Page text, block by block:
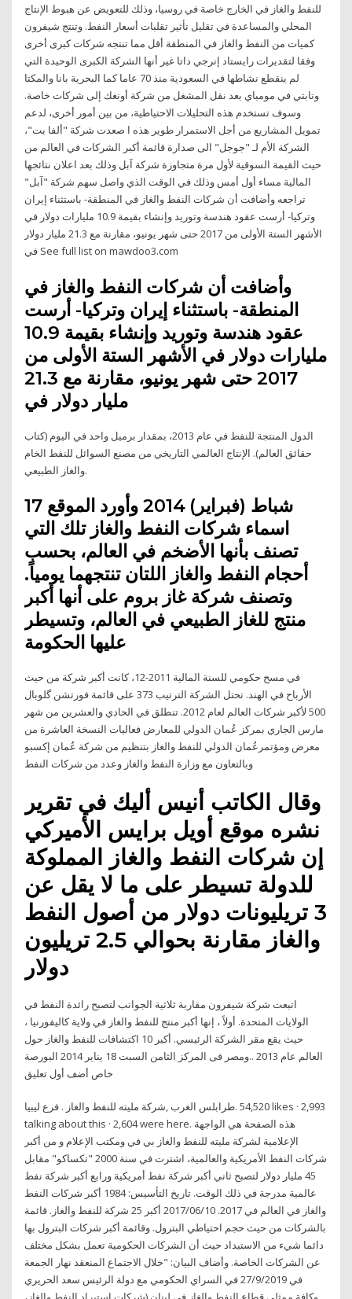
للنفط والغاز في الخارج خاصة في روسيا، وذلك للتعويض عن هبوط الإنتاج
المحلي والمساعدة في تقليل تأثير تقلبات أسعار النفط. وتنتج شيفرون
كميات من النفط والغاز في المنطقة أقل مما تنتجه شركات كبرى أخرى
وفقا لتقديرات رايستاد إنرجي داتا غير أنها الشركة الكبرى الوحيدة التي
لم ينقطع نشاطها في السعودية منذ 70 عاما كما البحرية بانا والمكتا
وتابتي في مومباي بعد نقل المشغل من شركة أونغك إلى شركات خاصة.
وسوف تستخدم هذه التحليلات الاحتياطية، من بين أمور أخرى، لدعم
تمويل المشاريع من أجل الاستمرار طوير هذه ا صعدت شركة "ألفا بت"،
الشركة الأم لـ "جوجل" الى صدارة قائمة أكبر الشركات في العالم من
حيث القيمة السوقية لأول مرة متجاوزة شركة آبل وذلك بعد اعلان نتائجها
المالية مساء أول أمس وذلك في الوقت الذي واصل سهم شركة "آبل"
تراجعه وأضافت أن شركات النفط والغاز في المنطقة- باستثناء إيران
وتركيا- أرست عقود هندسة وتوريد وإنشاء بقيمة 10.9 مليارات دولار في
الأشهر الستة الأولى من 2017 حتى شهر يونيو، مقارنة مع 21.3 مليار دولار
في See full list on mawdoo3.com
وأضافت أن شركات النفط والغاز في
المنطقة- باستثناء إيران وتركيا- أرست
عقود هندسة وتوريد وإنشاء بقيمة 10.9
مليارات دولار في الأشهر الستة الأولى من
2017 حتى شهر يونيو، مقارنة مع 21.3
مليار دولار في
الدول المنتجة للنفط في عام 2013، بمقدار برميل واحد في اليوم (كتاب
حقائق العالم). الإنتاج العالمي التاريخي من مصنع السوائل للنفط الخام
والغاز الطبيعي.
17 شباط (فبراير) 2014 وأورد الموقع
اسماء شركات النفط والغاز تلك التي
تصنف بأنها الأضخم في العالم، بحسب
أحجام النفط والغاز اللتان تنتجهما يومياً.
وتصنف شركة غاز بروم على أنها أكبر
منتج للغاز الطبيعي في العالم، وتسيطر
عليها الحكومة
في مسح حكومي للسنة المالية 2011-12، كانت أكبر شركة من حيث
الأرباح في الهند. تحتل الشركة الترتيب 373 على قائمة فورتشن گلوبال
500 لأكبر شركات العالم لعام 2012. تنطلق في الحادي والعشرين من شهر
مارس الجاري بمركز عُمان الدولي للمعارض فعاليات النسخة العاشرة من
معرض ومؤتمرعُمان الدولي للنفط والغاز بتنظيم من شركة عُمان إكسبو
وبالتعاون مع وزارة النفط والغاز وعدد من شركات النفط
وقال الكاتب أنيس أليك في تقرير
نشره موقع أويل برايس الأميركي
إن شركات النفط والغاز المملوكة
للدولة تسيطر على ما لا يقل عن
3 تريليونات دولار من أصول النفط
والغاز مقارنة بحوالي 2.5 تريليون
دولار
اتبعت شركة شيفرون مقاربة ثلاثية الجوانب لتصبح رائدة النفط في
الولايات المتحدة. أولاً ، إنها أكبر منتج للنفط والغاز في ولاية كاليفورنيا ،
حيث يقع مقر الشركة الرئيسي. أكبر 10 اكتشافات للنفط والغاز حول
العالم عام 2013 ..ومصر فى المركز الثامن السبت 18 يناير 2014 البورصة
خاص أضف أول تعليق
talking about this · 2,604 were here. ‎هذه الصفحة هي الواجهة
اﻹعلامية لشركة مليته للنفط والغاز بي في ومكتب اﻹعلام و من أكبر
شركات النفط الأمريكية والعالمية، اشترت في سنة 2000 "تكساكو" مقابل
45 مليار دولار لتصبح ثاني أكبر شركة نفط أمريكية ورابع أكبر شركة نفط
عالمية مدرجة في ذلك الوقت. تاريخ التأسيس: 1984 أكبر شركات النفط
والغاز في العالم في 2017. 2017/06/10 أكبر 25 شركة للنفط والغاز. قائمة
بالشركات من حيث حجم احتياطي البترول. وقائمة أكبر شركات البترول بها
دائما شيء من الاستبداد حيث أن الشركات الحكومية تعمل بشكل مختلف
عن الشركات الخاصة. وأضاف البيان: "خلال الاجتماع المنعقد نهار الجمعة
في 27/9/2019 في السراي الحكومي مع دولة الرئيس سعد الحريري